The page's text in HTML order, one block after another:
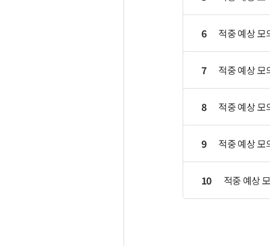
6 적중 예상
7 적중 예상
8 적중 예상
9 적중 예상
10 적중 예상